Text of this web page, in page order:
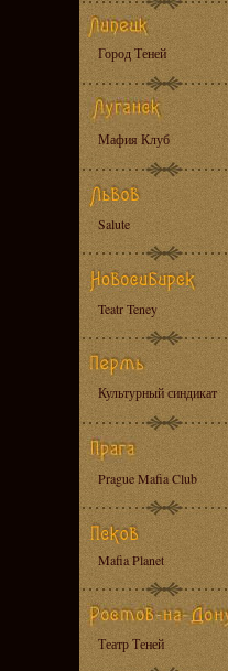
Город Теней
Мафия Клуб
Salute
Teatr Teney
Культурный синдикат
Prague Mafia Club
Mafia Planet
Театр Теней